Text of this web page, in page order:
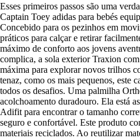
Esses primeiros passos são uma
Captain Toey adidas para bebés
Concebido para os pezinhos em
práticos para calçar e retirar
máximo de conforto aos jovens
complica, a sola exterior Traxion
máxima para explorar novos trilhos
tenaz, como os mais pequenos, este
todos os desafios. Uma palmilha
acolchoamento duradouro. Ela está
Adifit para encontrar o tamanho
seguro e confortável. Este produto
materiais reciclados. Ao reutilizar